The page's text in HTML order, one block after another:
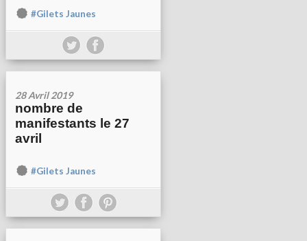
#Gilets Jaunes
28 Avril 2019
nombre de
manifestants le 27
avril
#Gilets Jaunes